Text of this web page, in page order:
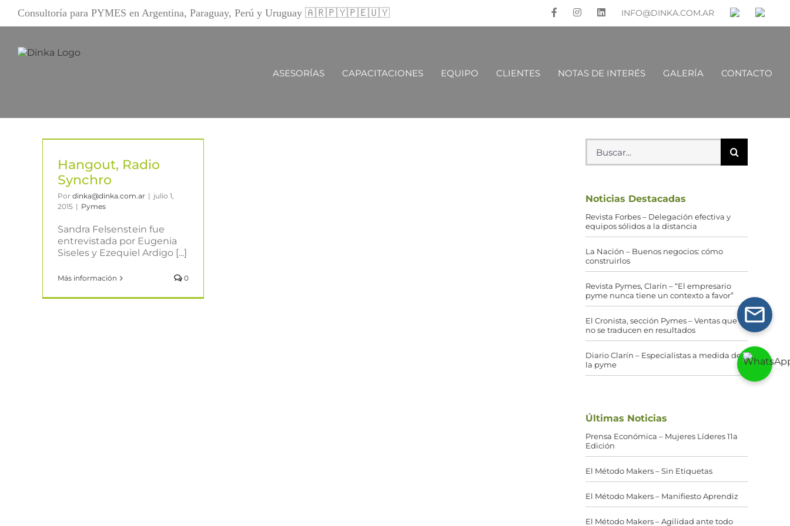
contenido
Consultoría para PYMES en Argentina, Paraguay, Perú y Uruguay 🇦🇷🇵🇾🇵🇪🇺🇾 INFO@DINKA.COM.AR
ASESORÍAS CAPACITACIONES EQUIPO CLIENTES NOTAS DE INTERÉS GALERÍA CONTACTO
Hangout, Radio
Synchro
Por dinka@dinka.com.ar | julio 1,
2015 | Pymes
Sandra Felsenstein fue
entrevistada por Eugenia
Siseles y Ezequiel Ardigo [...]
Más información 0
Buscar:
Noticias Destacadas
Revista Forbes – Delegación efectiva y
equipos sólidos a la distancia
La Nación – Buenos negocios: cómo
construirlos
Revista Pymes, Clarín – “El empresario
pyme nunca tiene un contexto a favor”
El Cronista, sección Pymes – Ventas que
no se traducen en resultados
Diario Clarín – Especialistas a medida de
la pyme
Últimas Noticias
Prensa Económica – Mujeres Líderes 11a
Edición
El Método Makers – Sin Etiquetas
El Método Makers – Manifiesto Aprendiz
El Método Makers – Agilidad ante todo